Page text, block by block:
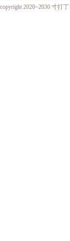
copyright 2020~2030 寸打丁